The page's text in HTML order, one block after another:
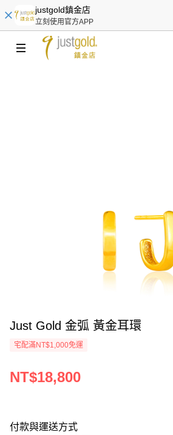
justgold鎮金店
立刻使用官方APP
Just Gold 金弧 黃金耳環
宅配滿NT$1,000免運
NT$18,800
付款與運送方式